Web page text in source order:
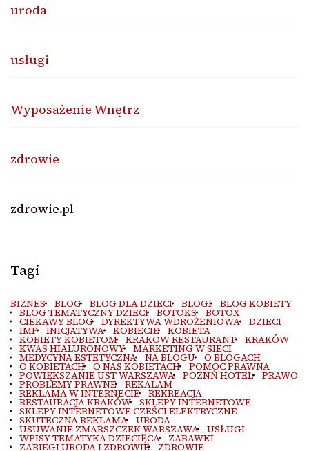
uroda
usługi
Wyposażenie Wnętrz
zdrowie
zdrowie.pl
Tagi
BIZNES BLOG BLOG DLA DZIECI BLOGI BLOG KOBIETY
BLOG TEMATYCZNY DZIECI BOTOKS BOTOX
CIEKAWY BLOG DYREKTYWA WDROŻENIOWA DZIECI
IMP INICJATYWA KOBIECIE KOBIETA
KOBIETY KOBIETOM KRAKOW RESTAURANT KRAKÓW
KWAS HIALURONOWY MARKETING W SIECI
MEDYCYNA ESTETYCZNA NA BLOGU O BLOGACH
O KOBIETACH O NAS KOBIETACH POMOC PRAWNA
POWIĘKSZANIE UST WARSZAWA POZNŃ HOTEL PRAWO
PROBLEMY PRAWNE REKALAM
REKLAMA W INTERNECIE REKREACJA
RESTAURACJA KRAKÓW SKLEPY INTERNETOWE
SKLEPY INTERNETOWE CZEŚCI ELEKTRYCZNE
SKUTECZNA REKLAMA URODA
USUWANIE ZMARSZCZEK WARSZAWA USŁUGI
WPISY TEMATYKA DZIECIĘCA ZABAWKI
ZABIEGI URODA I ZDROWIE ZDROWIE